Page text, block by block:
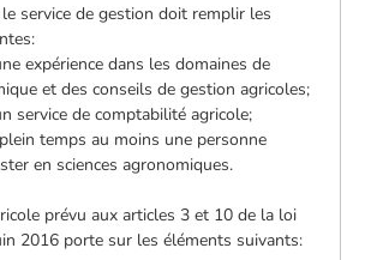
service de gestion doit remplir les
expérience dans les domaines de
et des conseils de gestion agricoles;
de comptabilité agricole;
temps au moins une personne
en sciences agronomiques.
prévu aux articles 3 et 10 de la loi
2016 porte sur les éléments suivants: